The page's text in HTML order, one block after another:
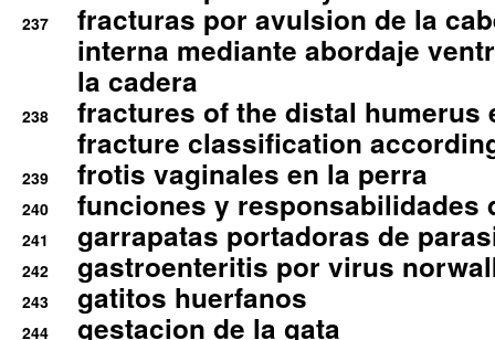
237
fracturas por avulsion de la
interna mediante abordaje
la cadera
238
fractures of the distal humerus
fracture classification
239 frotis vaginales en la perra
240 funciones y responsabilidades
241 garrapatas portadoras de
242 gastroenteritis por virus
243 gatitos huerfanos
244 gestacion de la gata